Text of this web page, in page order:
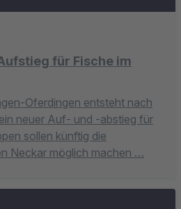
für Fische im
Oferdingen entsteht nach
neuer Auf- und -abstieg für
sollen künftig die
Neckar möglich machen …